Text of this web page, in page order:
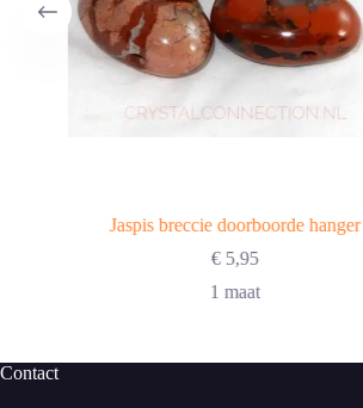
Jaspis breccie doorboorde hanger
€ 5,95
1 maat
Contact